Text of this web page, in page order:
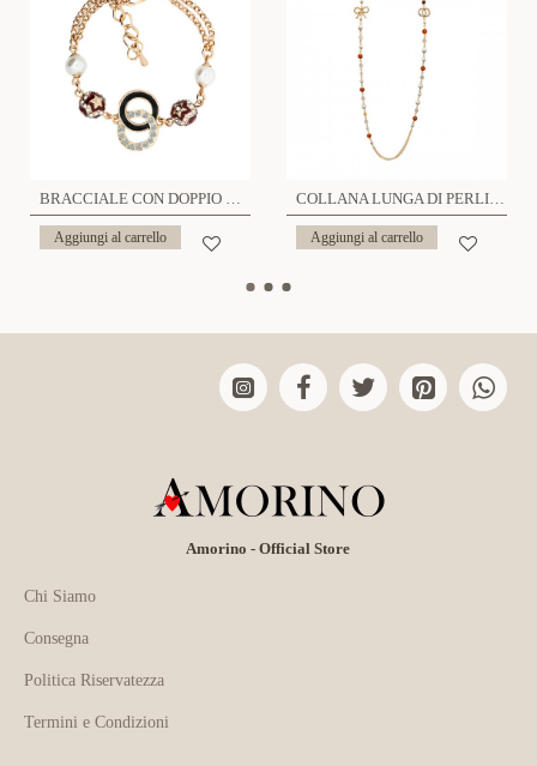
BRACCIALE CON DOPPIO CERCHIO E PALLINE STELLA - S16127G
Aggiungi al carrello
COLLANA LUNGA DI PERLINE CON FIOCCO E DOPPIO CERCHIO - S16130A
Aggiungi al carrello
Amorino - Official Store
Chi Siamo
Consegna
Politica Riservatezza
Termini e Condizioni